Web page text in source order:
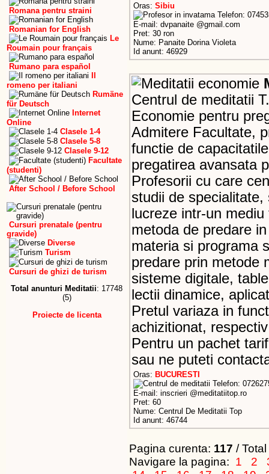
Romana pentru straini
Romanian for English
Le
Roumain pour français
Rumano para español
romeno per italiani
Rumäne
für Deutsch
Internet
Online
Clasele 1-4
Clasele 5-8
Clasele 9-12
Facultate
(studenti)
After School / Before School
Cursuri prenatale (pentru
gravide)
Diverse
Turism
Cursuri de ghizi de turism
Total anunturi Meditatii: 17748
(5)
Proiecte de licenta
Oras: Sibiu
Telefon:
E-mail: dvpanaite @gmail.com
Pret: 30 ron
Nume: Panaite Dorina Violeta
Id anunt: 46929
Centrul de meditatii
Economie pentru
Admitere Facultate,
functie de
pregatirea avansata
Profesorii cu care
studii de
lucreze intr-un
metoda de predare
materia si programa
predare prin metode
sisteme digitale,
lectii dinamice,
Pretul variaza in
achizitionat,
Pentru un pachet
sau ne puteti
Oras: BUCURESTI
Telefon:
E-mail: inscrieri @meditatiitop.ro
Pret: 60
Nume: Centrul De Meditatii Top
Id anunt: 46744
Pagina curenta: 117 /
Navigare la pagina: 1 2